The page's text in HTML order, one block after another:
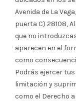
Avenida de La
puerta C) 28108,
que no
aparecen en el
como
Podrás ejercer
limitación y
como el Derecho